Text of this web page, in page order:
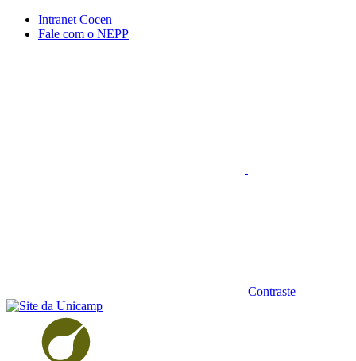
Conteúdo principal Menu principal
Intranet Cocen
Fale com o NEPP
Contraste